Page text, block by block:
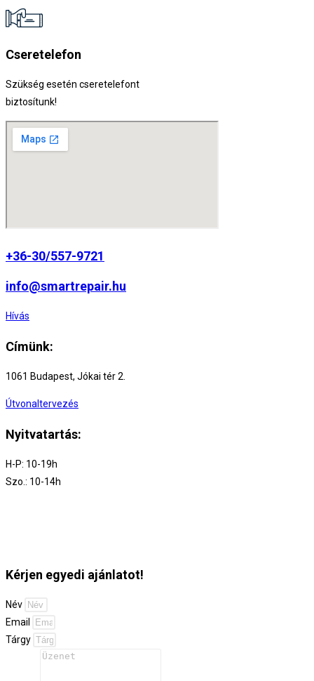
Cseretelefon
Szükség esetén cseretelefont
biztosítunk!
+36-30/557-9721
info@smartrepair.hu
Hívás
Címünk:
1061 Budapest, Jókai tér 2.
Útvonaltervezés
Nyitvatartás:
H-P: 10-19h
Szo.: 10-14h
Kérjen egyedi ajánlatot!
Név
Email
Tárgy